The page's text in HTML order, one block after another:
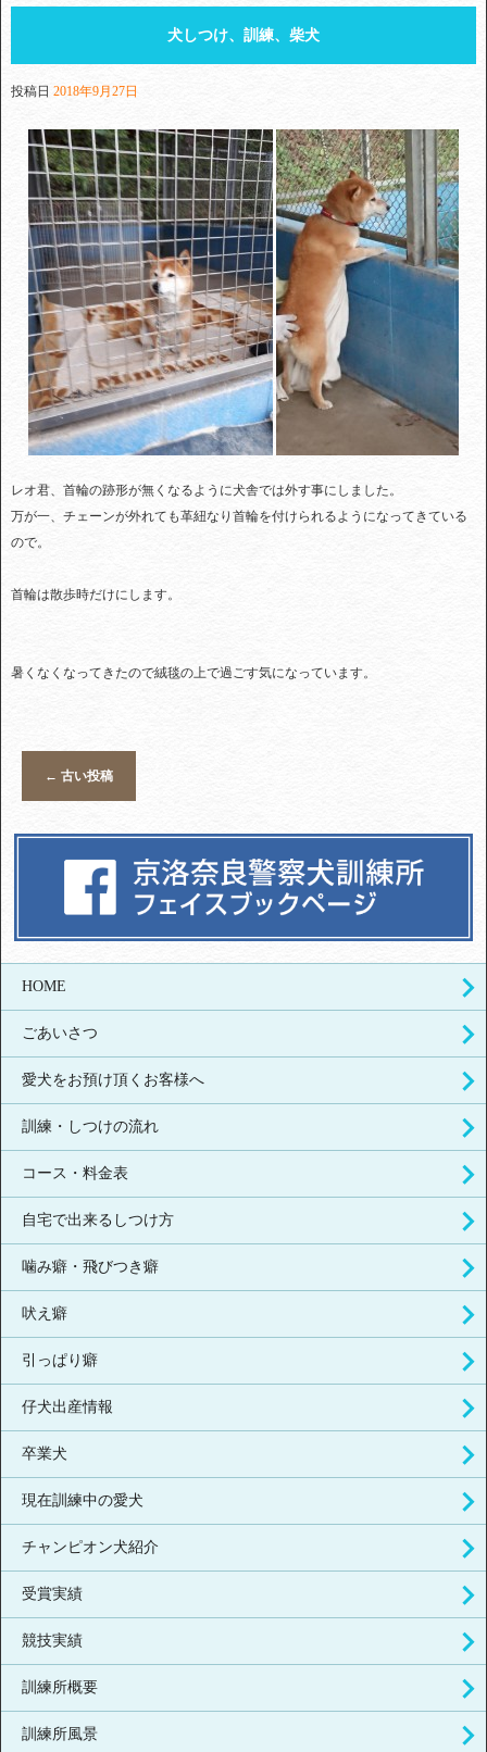
犬しつけ、訓練、柴犬
投稿日 2018年9月27日
レオ君、首輪の跡形が無くなるように犬舎では外す事にしました。
万が一、チェーンが外れても革紐なり首輪を付けられるようになってきている
ので。
首輪は散歩時だけにします。
暑くなくなってきたので絨毯の上で過ごす気になっています。
← 古い投稿
HOME
ごあいさつ
愛犬をお預け頂くお客様へ
訓練・しつけの流れ
コース・料金表
自宅で出来るしつけ方
噛み癖・飛びつき癖
吠え癖
引っぱり癖
仔犬出産情報
卒業犬
現在訓練中の愛犬
チャンピオン犬紹介
受賞実績
競技実績
訓練所概要
訓練所風景